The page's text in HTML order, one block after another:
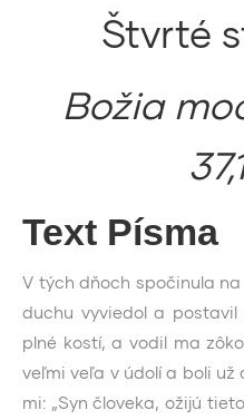
Štvrté
Božia
Text Písma
V tých dňoch spočinula
duchu vyviedol a
plné kostí, a vodil ma
veľmi veľa v údolí a boli už
mi: „Syn človeka, ožijú